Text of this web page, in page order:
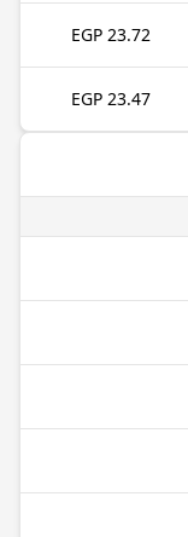
23.72 EGP
23.47 EGP